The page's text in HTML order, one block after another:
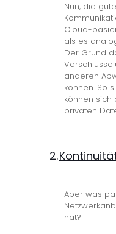
Nun, die
Cloud-
als es
Der Grund
anderen
können. So
können sich
privaten
2.
Aber was
hat?